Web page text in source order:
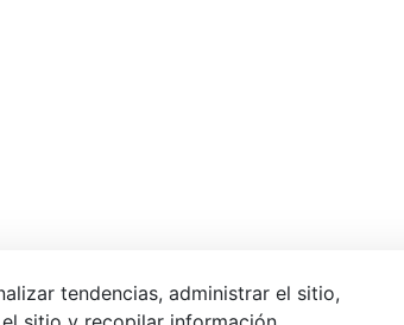
tendencias, administrar el sitio,